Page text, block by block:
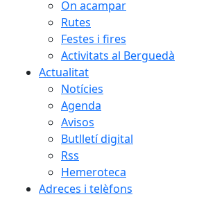
On acampar
Rutes
Festes i fires
Activitats al Berguedà
Actualitat
Notícies
Agenda
Avisos
Butlletí digital
Rss
Hemeroteca
Adreces i telèfons